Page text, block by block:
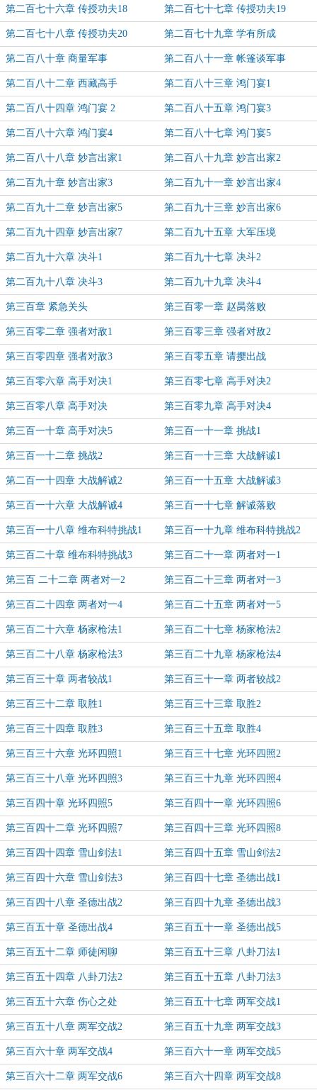
第二百七十六章 传授功夫18 第二百七十七章 传授功夫19
第二百七十八章 传授功夫20 第二百七十九章 学有所成
第二百八十章 商量军事 第二百八十一章 帐篷谈军事
第二百八十二章 西藏高手 第二百八十三章 鸿门宴1
第二百八十四章 鸿门宴 2 第二百八十五章 鸿门宴3
第二百八十六章 鸿门宴4 第二百八十七章 鸿门宴5
第二百八十八章 妙言出家1 第二百八十九章 妙言出家2
第二百九十章 妙言出家3 第二百九十一章 妙言出家4
第二百九十二章 妙言出家5 第二百九十三章 妙言出家6
第二百九十四章 妙言出家7 第二百九十五章 大军压境
第二百九十六章 决斗1 第二百九十七章 决斗2
第二百九十八章 决斗3 第二百九十九章 决斗4
第三百章 紧急关头 第三百零一章 赵昺落败
第三百零二章 强者对敌1 第三百零三章 强者对敌2
第三百零四章 强者对敌3 第三百零五章 请撄出战
第三百零六章 高手对决1 第三百零七章 高手对决2
第三百零八章 高手对决 第三百零九章 高手对决4
第三百一十章 高手对决5 第三百一十一章 挑战1
第三百一十二章 挑战2 第三百一十三章 大战解诚1
第二百一十四章 大战解诚2 第三百一十五章 大战解诚3
第三百一十六章 大战解诚4 第三百一十七章 解诚落败
第三百一十八章 维布科特挑战1 第三百一十九章 维布科特挑战2
第三百二十章 维布科特挑战3 第三百二十一章 两者对一1
第三百 二十二章 两者对一2 第三百二十三章 两者对一3
第三百二十四章 两者对一4 第三百二十五章 两者对一5
第三百二十六章 杨家枪法1 第三百二十七章 杨家枪法2
第三百二十八章 杨家枪法3 第三百二十九章 杨家枪法4
第三百三十章 两者较战1 第三百三十一章 两者较战2
第三百三十二章 取胜1 第三百三十三章 取胜2
第三百三十四章 取胜3 第三百三十五章 取胜4
第三百三十六章 光环四照1 第三百三十七章 光环四照2
第三百三十八章 光环四照3 第三百三十九章 光环四照4
第三百四十章 光环四照5 第三百四十一章 光环四照6
第三百四十二章 光环四照7 第三百四十三章 光环四照8
第三百四十四章 雪山剑法1 第三百四十五章 雪山剑法2
第三百四十六章 雪山剑法3 第三百四十七章 圣德出战1
第三百四十八章 圣德出战2 第三百四十九章 圣德出战3
第三百五十章 圣德出战4 第三百五十一章 圣德出战5
第三百五十二章 师徒闲聊 第三百五十三章 八卦刀法1
第三百五十四章 八卦刀法2 第三百五十五章 八卦刀法3
第三百五十六章 伤心之处 第三百五十七章 两军交战1
第三百五十八章 两军交战2 第三百五十九章 两军交战3
第三百六十章 两军交战4 第三百六十一章 两军交战5
第三百六十二章 两军交战6 第三百六十四章 两军交战8